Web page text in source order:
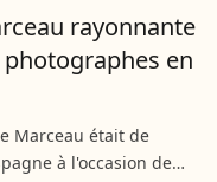
rayonnante
en
Marceau était de
à l'occasion de